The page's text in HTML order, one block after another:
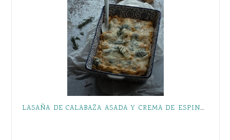
LASAÑA DE CALABAZA ASADA Y CREMA DE ESPINACAS